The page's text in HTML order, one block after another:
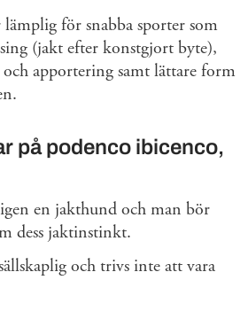
för snabba sporter som
(jakt efter konstgjort byte),
och apportering samt lättare form
på podenco ibicenco,
en jakthund och man bör
dess jaktinstinkt.
och trivs inte att vara